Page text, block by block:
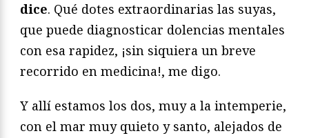
dice. Qué dotes extraordinarias las suyas,
que puede diagnosticar dolencias mentales
con esa rapidez, ¡sin siquiera un breve
recorrido en medicina!, me digo.
Y allí estamos los dos, muy a la intemperie,
con el mar muy quieto y santo, alejados de